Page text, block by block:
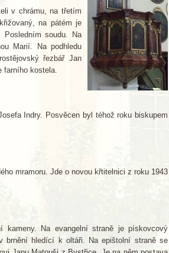
v chrámu, na třetím
na pátém je
soudu. Na
Marií. Na podhledu
řezbář Jan
farního kostela.
Indry. Posvěcen byl téhož roku biskupem
mramoru. Jde o novou křtitelnici z roku 1943
kameny. Na evangelní straně je pískovcový
brnění hledící k oltáři. Na epištolní straně se